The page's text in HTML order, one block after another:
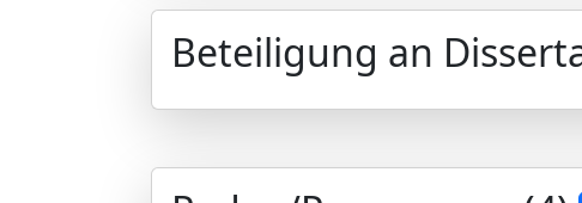
Beteiligung an